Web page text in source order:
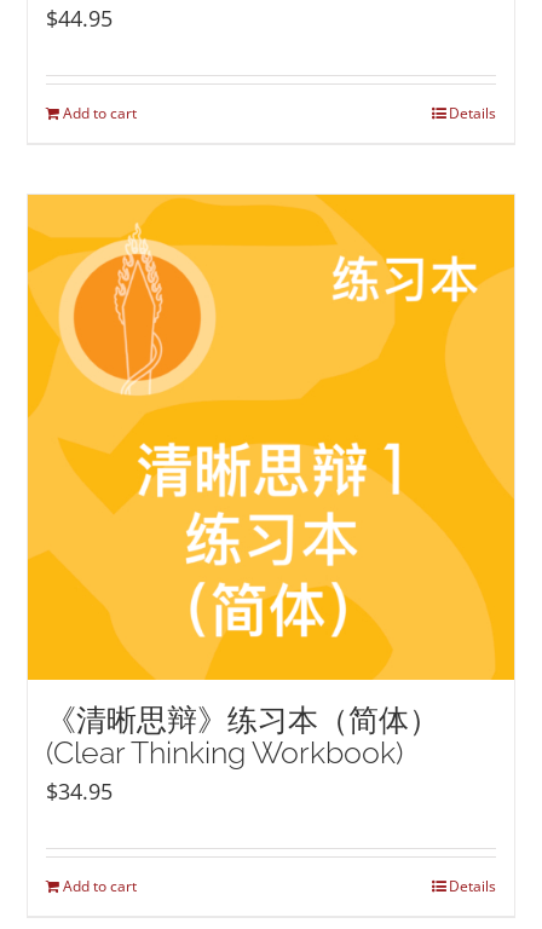
$44.95
Add to cart Details
《清晰思辩》练习本（简体）
(Clear Thinking Workbook)
$34.95
Add to cart Details